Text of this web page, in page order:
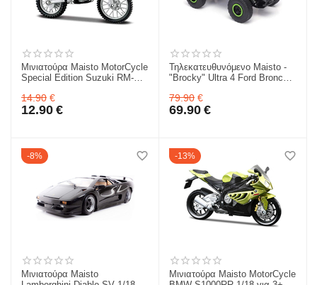
Μινιατούρα Maisto MotorCycle
Special Edition Suzuki RM-Z
14.90 €
12.90 €
Τηλεκατευθυνόμενο Maisto -
"Brocky" Ultra 4 Ford Bronco
79.90 €
69.90 €
8%
Μινιατούρα Maisto
13%
Μινιατούρα Maisto MotorCycle